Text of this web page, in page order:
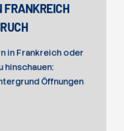
in Frankreich oder
hinschauen:
Öffnungen